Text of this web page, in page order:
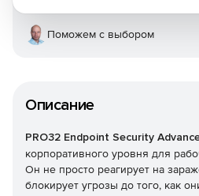
Описание
PRO32 Endpoint Security
корпоративного уровня для
Он не просто реагирует на
блокирует угрозы до того, как
Поможем с выбором